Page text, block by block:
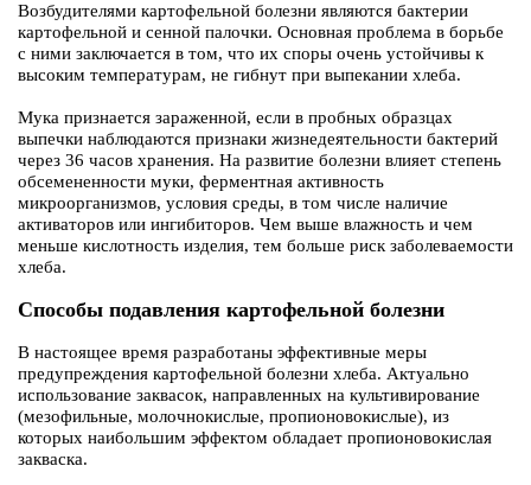
Возбудителями картофельной болезни являются бактерии
картофельной и сенной палочки. Основная проблема в борьбе
с ними заключается в том, что их споры очень устойчивы к
высоким температурам, не гибнут при выпекании хлеба.
Мука признается зараженной, если в пробных образцах
выпечки наблюдаются признаки жизнедеятельности бактерий
через 36 часов хранения. На развитие болезни влияет степень
обсемененности муки, ферментная активность
микроорганизмов, условия среды, в том числе наличие
активаторов или ингибиторов. Чем выше влажность и чем
меньше кислотность изделия, тем больше риск заболеваемости
хлеба.
Способы подавления картофельной болезни
В настоящее время разработаны эффективные меры
предупреждения картофельной болезни хлеба. Актуально
использование заквасок, направленных на культивирование
(мезофильные, молочнокислые, пропионовокислые), из
которых наибольшим эффектом обладает пропионовокислая
закваска.